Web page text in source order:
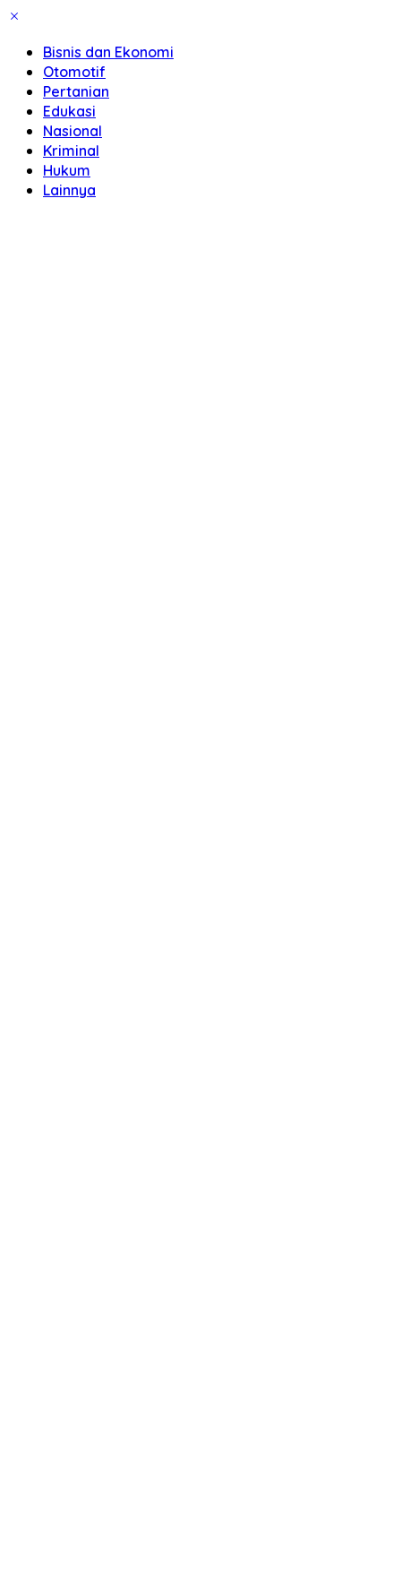
Bisnis dan Ekonomi
Otomotif
Pertanian
Edukasi
Nasional
Kriminal
Hukum
Lainnya